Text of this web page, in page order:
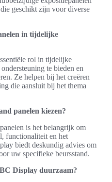
geschikt zijn voor diverse
in tijdelijke
rol in tijdelijke
te bieden en
Ze helpen bij het creëren
die aansluit bij het thema
panelen kiezen?
is het belangrijk om
functionaliteit en het
biedt deskundig advies om
uw specifieke beursstand.
Display duurzaam?